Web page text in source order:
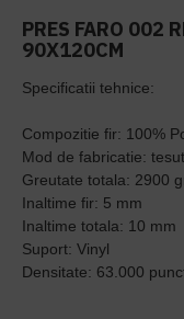
PRES FARO 002
90X120CM
Specificatii tehnice:
Compozitie fir: 100%
Mod de fabricatie: tesut
Greutate totala: 2900
Inaltime fir: 5 mm
Inaltime totala: 10 mm
Suport: Vinyl
Densitate: 63.000